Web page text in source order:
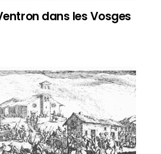
dans les Vosges